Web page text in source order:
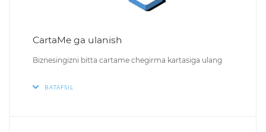
CartaMe ga ulanish
Biznesingizni bitta cartame chegirma kartasiga ulang
BATAFSIL